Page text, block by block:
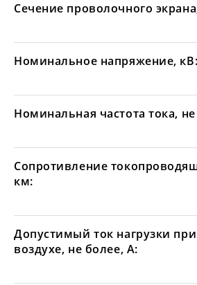
Сечение проволочного
Номинальное напряжение, кВ:
Номинальная частота тока,
Сопротивление
км:
Допустимый ток нагрузки
воздухе, не более, А: